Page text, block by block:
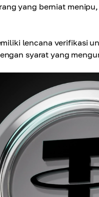
yang berniat
lencana verifikasi
syarat yang